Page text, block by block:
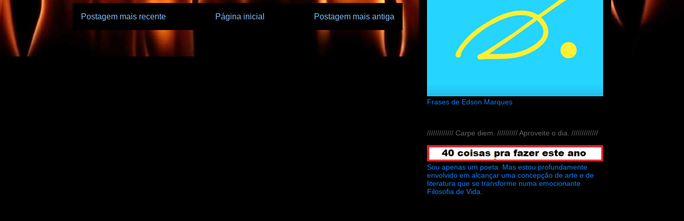
Postagem mais recente Postagem mais antiga
Página inicial
Frases de Edson Marques
///////////// Carpe diem. ////////// Aproveite o dia. /////////////
Sou apenas um poeta. Mas estou profundamente
envolvido em alcançar uma concepção de arte e de
literatura que se transforme numa emocionante
Filosofia de Vida.